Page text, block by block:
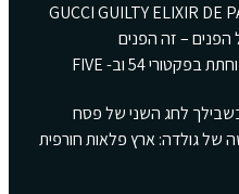
REPRESENT לאביב-קיץ 2024 נוחתת בפקטורי 54 וב- FIVE
לחג השני של פסח
של גולדה: ארץ פלאות חורפית